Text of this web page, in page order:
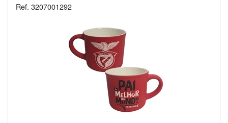
Ref. 3207001292